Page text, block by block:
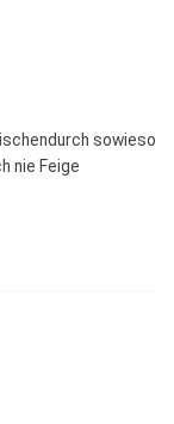
sowieso
nie Feige